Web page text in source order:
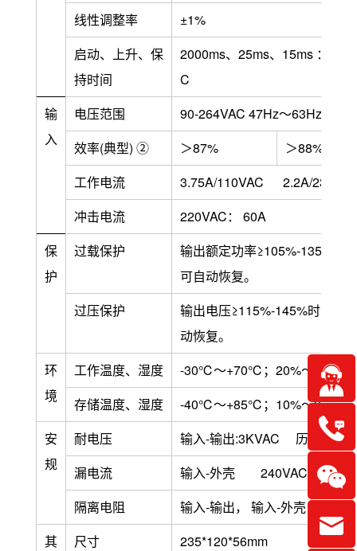
线性调整率
±1%
启动、上升、保
持时间
2000ms、25ms、15ms ：
C
输
入
电压范围
90-264VAC 47Hz～63Hz；
效率(典型) ② ＞87%
＞88%
工作电流
3.75A/110VAC 2.2A/
冲击电流
220VAC： 60A
保
护
过载保护
输出额定功率≥105%-135%时
可自动恢复。
过压保护
输出电压≥115%-145%时：保
动恢复。
环
境
工作温度、湿度
-30℃～+70℃；20%～
存储温度、湿度
-40℃～+85℃；10%～
安
规
耐电压
输入-输出:3KVAC 历时1分钟
漏电流
输入-外壳 240VAC时 ＜
隔离电阻
输入-输出， 输入-外壳， 输出
其
尺寸
235*120*56mm